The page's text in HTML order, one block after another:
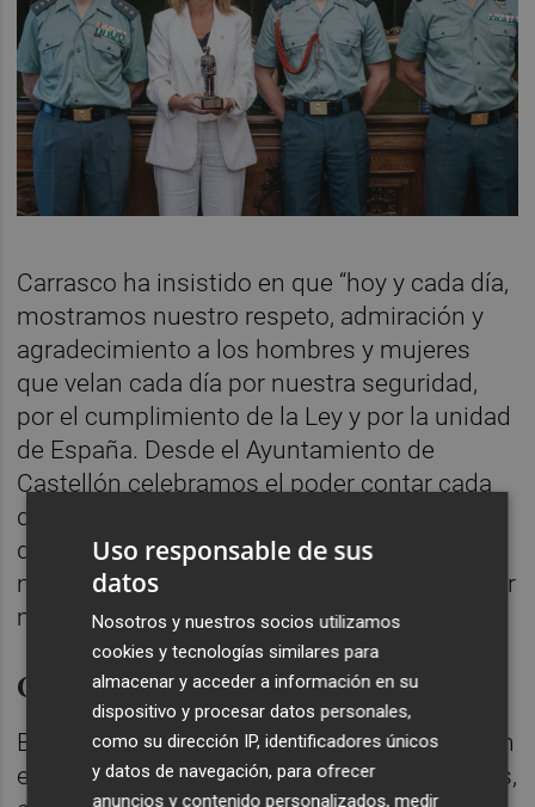
Carrasco ha insistido en que “hoy y cada día,
mostramos nuestro respeto, admiración y
agradecimiento a los hombres y mujeres
que velan cada día por nuestra seguridad,
por el cumplimiento de la Ley y por la unidad
de España. Desde el Ayuntamiento de
Castellón celebramos el poder contar cada
día con vuestra dedicación, con ese espíritu
de entrega hacia los demás que hace de
nuestra ciudad, de nuestra provincia un lugar
más seguro, mejor para todos y todas”.
Colaboración interinstitucional
Begoña Carrasco ha hecho hincapié también
en que “desde este Ayuntamiento abogamos,
Uso responsable de sus
datos
Nosotros y nuestros socios utilizamos
cookies y tecnologías similares para
almacenar y acceder a información en su
dispositivo y procesar datos personales,
como su dirección IP, identificadores únicos
y datos de navegación, para ofrecer
anuncios y contenido personalizados, medir